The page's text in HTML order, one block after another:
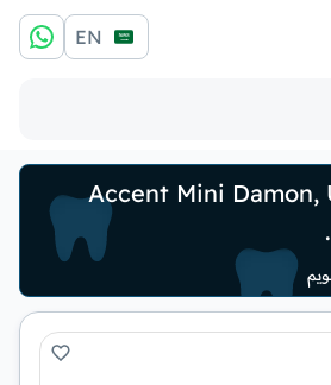
EN
Accent Mini Damon,